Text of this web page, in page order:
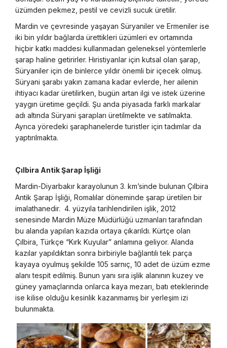
üzümden pekmez, pestil ve cevizli sucuk üretilir.
Mardin ve çevresinde yaşayan Süryaniler ve Ermeniler ise
iki bin yıldır bağlarda ürettikleri üzümleri ev ortamında
hiçbir katkı maddesi kullanmadan geleneksel yöntemlerle
şarap haline getirirler. Hıristiyanlar için kutsal olan şarap,
Süryaniler için de binlerce yıldır önemli bir içecek olmuş.
Süryani şarabı yakın zamana kadar evlerde, her ailenin
ihtiyacı kadar üretilirken, bugün artan ilgi ve istek üzerine
yaygın üretime geçildi. Şu anda piyasada farklı markalar
adı altında Süryani şarapları üretilmekte ve satılmakta.
Ayrıca yöredeki şaraphanelerde turistler için tadımlar da
yaptırılmakta.
Çılbira Antik Şarap İşliği
Mardin-Diyarbakır karayolunun 3. km’sinde bulunan Çılbira
Antik Şarap İşliği, Romalılar döneminde şarap üretilen bir
imalathanedir. 4. yüzyıla tarihlendirilen işlik, 2012
senesinde Mardin Müze Müdürlüğü uzmanları tarafından
bu alanda yapılan kazıda ortaya çıkarıldı. Kürtçe olan
Çılbira, Türkçe “Kırk Kuyular” anlamına geliyor. Alanda
kazılar yapıldıktan sonra birbiriyle bağlantılı tek parça
kayaya oyulmuş şekilde 105 sarnıç, 10 adet de üzüm ezme
alanı tespit edilmiş. Bunun yanı sıra işlik alanının kuzey ve
güney yamaçlarında onlarca kaya mezarı, batı eteklerinde
ise kilise olduğu kesinlik kazanmamış bir yerleşim izi
bulunmakta.